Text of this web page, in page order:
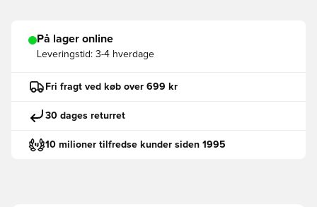
På lager online
Leveringstid: 3-4 hverdage
Fri fragt ved køb over 699 kr
30 dages returret
10 milioner tilfredse kunder siden 1995